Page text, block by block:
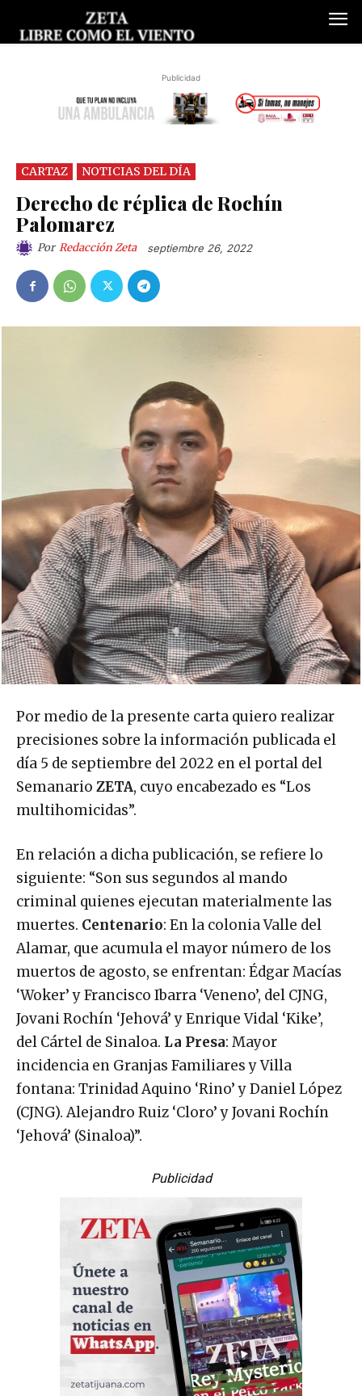
Publicidad
CARTAZ NOTICIAS DEL DÍA
Derecho de réplica de Rochín
Palomarez
Por Redacción Zeta septiembre 26, 2022
Por medio de la presente carta quiero realizar
precisiones sobre la información publicada el
día 5 de septiembre del 2022 en el portal del
Semanario ZETA, cuyo encabezado es “Los
multihomicidas”.
En relación a dicha publicación, se refiere lo
siguiente: “Son sus segundos al mando
criminal quienes ejecutan materialmente las
muertes. Centenario: En la colonia Valle del
Alamar, que acumula el mayor número de los
muertos de agosto, se enfrentan: Édgar Macías
‘Woker’ y Francisco Ibarra ‘Veneno’, del CJNG,
Jovani Rochín ‘Jehová’ y Enrique Vidal ‘Kike’,
del Cártel de Sinaloa. La Presa: Mayor
incidencia en Granjas Familiares y Villa
fontana: Trinidad Aquino ‘Rino’ y Daniel López
(CJNG). Alejandro Ruiz ‘Cloro’ y Jovani Rochín
‘Jehová’ (Sinaloa)”.
Publicidad